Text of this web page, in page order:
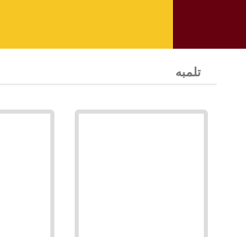
تلمبه